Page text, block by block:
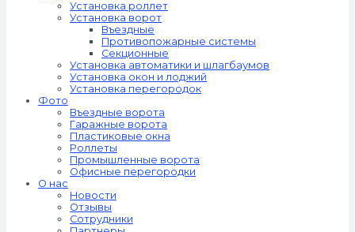
Установка роллет
Установка ворот
Въездные
Противопожарные системы
Секционные
Установка автоматики и шлагбаумов
Установка окон и лоджий
Установка перегородок
Фото
Въездные ворота
Гаражные ворота
Пластиковые окна
Роллеты
Промышленные ворота
Офисные перегородки
О нас
Новости
Отзывы
Сотрудники